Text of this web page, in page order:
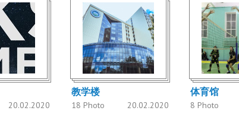
20.02.2020
教学楼
20.02.2020
18 Photo
体育馆
8 Photo